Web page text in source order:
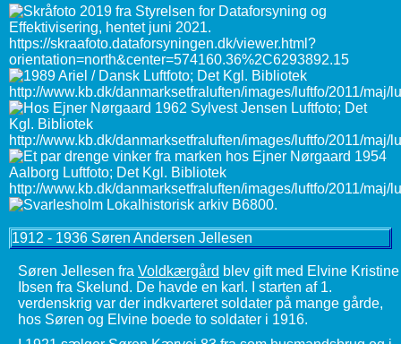
1912 - 1936 Søren Andersen Jellesen
Søren Jellesen fra Voldkærgård blev gift med Elvine Kristine
Ibsen fra Skelund. De havde en karl. I starten af 1.
verdenskrig var der indkvarteret soldater på mange gårde,
hos Søren og Elvine boede to soldater i 1916.